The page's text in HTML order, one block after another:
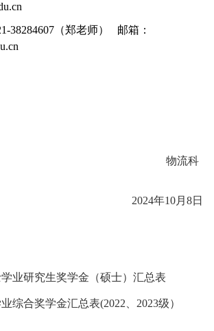
38284607 （郑老师）
邮箱：
物流科
2024年10月 8日
业研究生奖学金（硕士）汇总表
综合奖学金汇总表(2022 2023级）